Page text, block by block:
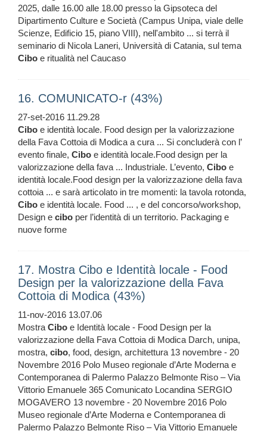
2025, dalle 16.00 alle 18.00 presso la Gipsoteca del
Dipartimento Culture e Società (Campus Unipa, viale delle
Scienze, Edificio 15, piano VIII), nell'ambito ... si terrà il
seminario di Nicola Laneri, Università di Catania, sul tema
Cibo e ritualità nel Caucaso
16. COMUNICATO-r (43%)
27-set-2016 11.29.28
Cibo e identità locale. Food design per la valorizzazione
della Fava Cottoia di Modica a cura ... Si concluderà con l’
evento finale, Cibo e identità locale.Food design per la
valorizzazione della fava ... Industriale. L’evento, Cibo e
identità locale.Food design per la valorizzazione della fava
cottoia ... e sarà articolato in tre momenti: la tavola rotonda,
Cibo e identità locale. Food ... , e del concorso/workshop,
Design e cibo per l’identità di un territorio. Packaging e
nuove forme
17. Mostra Cibo e Identità locale - Food
Design per la valorizzazione della Fava
Cottoia di Modica (43%)
11-nov-2016 13.07.06
MostraCibo e Identità locale - Food Design per la
valorizzazione della Fava Cottoia di Modica Darch, unipa,
mostra, cibo, food, design, architettura 13 novembre - 20
Novembre 2016 Polo Museo regionale d’Arte Moderna e
Contemporanea di Palermo Palazzo Belmonte Riso – Via
Vittorio Emanuele 365 Comunicato Locandina SERGIO
MOGAVERO 13 novembre - 20 Novembre 2016 Polo
Museo regionale d’Arte Moderna e Contemporanea di
Palermo Palazzo Belmonte Riso – Via Vittorio Emanuele